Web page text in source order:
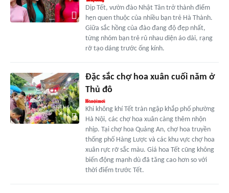
Dịp Tết, vườn đào Nhật Tân trở thành điểm
hẹn quen thuộc của nhiều bạn trẻ Hà Thành.
Giữa sắc hồng của đào đang độ đẹp nhất,
từng nhóm bạn trẻ rủ nhau diện áo dài, rạng
rỡ tạo dáng trước ống kính.
Đặc sắc chợ hoa xuân cuối năm ở
Thủ đô
Khi không khí Tết tràn ngập khắp phố phường
Hà Nội, các chợ hoa xuân càng thêm nhộn
nhịp. Tại chợ hoa Quảng An, chợ hoa truyền
thống phố Hàng Lược và các khu vực chợ hoa
xuân rực rỡ sắc màu. Giá hoa Tết cũng không
biến động mạnh dù đã tăng cao hơn so với
thời điểm trước Tết.